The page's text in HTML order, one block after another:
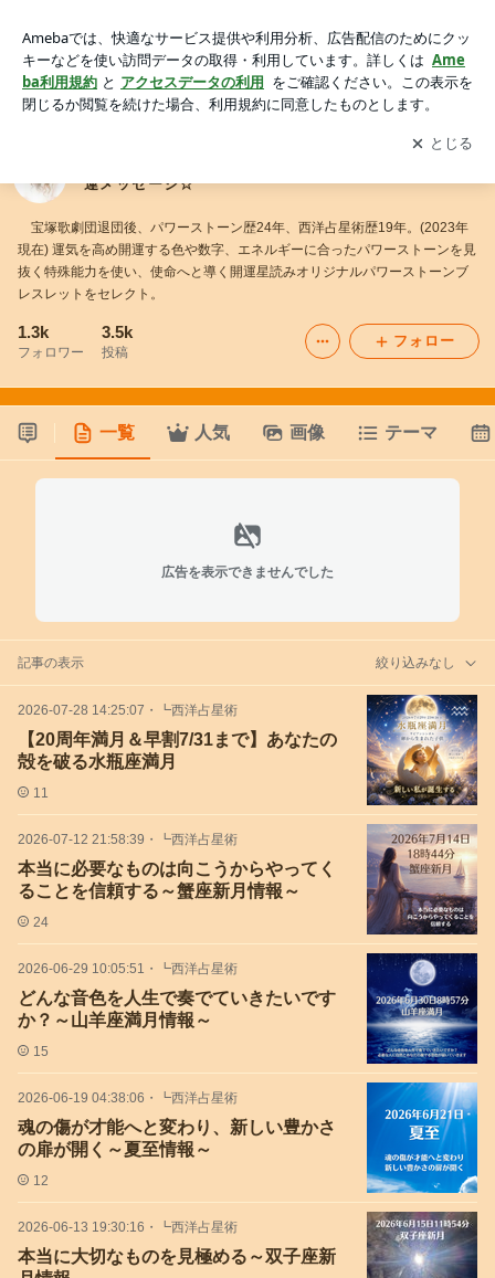
セージ☆アプリをダウンロードして ブログの更新通知
を受け取りまし
ょう。
開く
運メッセージ☆
宝塚歌劇団退団後、パワーストーン歴24年、西洋占星術歴19年。(2023年
現在) 運気を高め開運する色や数字、エネルギーに合ったパワーストーンを見
抜く特殊能力を使い、使命へと導く開運星読みオリジナルパワーストーンブ
レスレットをセレクト。
1.3k
フォロワー
3.5k
投稿
フォロー
一覧 人気 画像 テーマ
広告を表示できませんでした
記事の表示 絞り込みなし
2026-07-28 14:25:07 ・ ┗西洋占星術
【20周年満月＆早割7/31まで】あなたの
殻を破る水瓶座満月
11
2026-07-12 21:58:39 ・ ┗西洋占星術
本当に必要なものは向こうからやってく
ることを信頼する～蟹座新月情報～
24
2026-06-29 10:05:51 ・ ┗西洋占星術
どんな音色を人生で奏でていきたいです
か？～山羊座満月情報～
15
2026-06-19 04:38:06 ・ ┗西洋占星術
魂の傷が才能へと変わり、新しい豊かさ
の扉が開く～夏至情報～
12
2026-06-13 19:30:16 ・ ┗西洋占星術
本当に大切なものを見極める～双子座新